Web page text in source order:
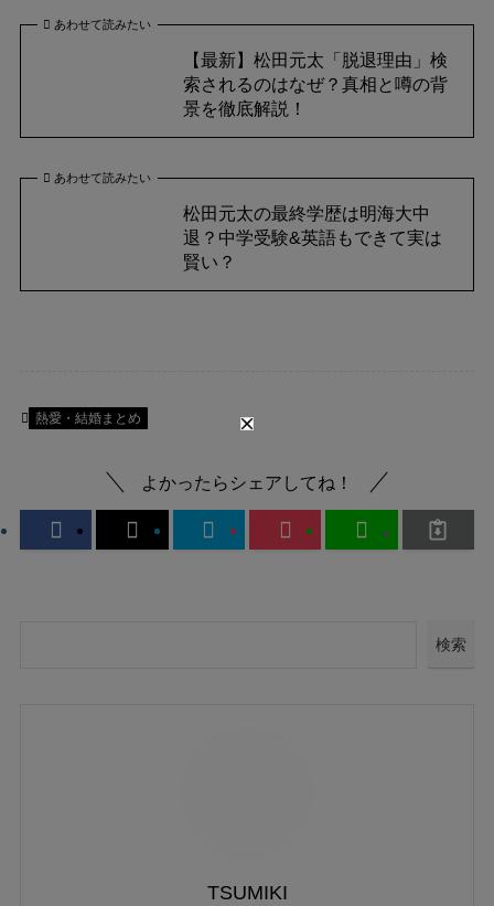
あわせて読みたい
【最新】松田元太「脱退理由」検
索されるのはなぜ？真相と噂の背
景を徹底解説！
あわせて読みたい
松田元太の最終学歴は明海大中
退？中学受験&英語もできて実は
賢い？
熱愛・結婚まとめ
よかったらシェアしてね！
検索
TSUMIKI